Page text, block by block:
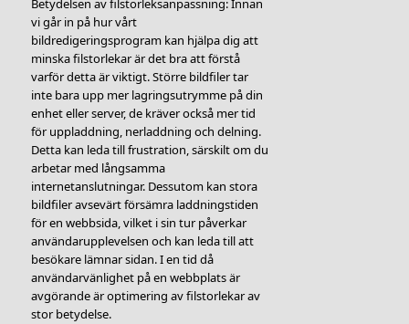
Betydelsen av filstorleksanpassning: Innan
vi går in på hur vårt
bildredigeringsprogram kan hjälpa dig att
minska filstorlekar är det bra att förstå
varför detta är viktigt. Större bildfiler tar
inte bara upp mer lagringsutrymme på din
enhet eller server, de kräver också mer tid
för uppladdning, nerladdning och delning.
Detta kan leda till frustration, särskilt om du
arbetar med långsamma
internetanslutningar. Dessutom kan stora
bildfiler avsevärt försämra laddningstiden
för en webbsida, vilket i sin tur påverkar
användarupplevelsen och kan leda till att
besökare lämnar sidan. I en tid då
användarvänlighet på en webbplats är
avgörande är optimering av filstorlekar av
stor betydelse.